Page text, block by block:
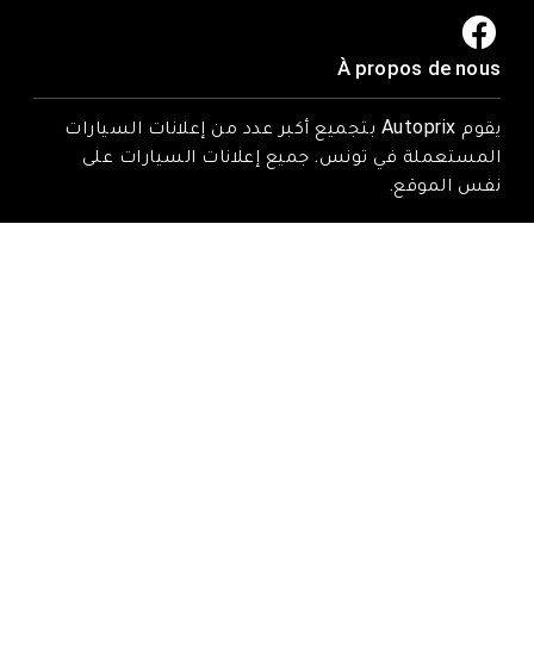
À propos de nous
يقوم Autoprix بتجميع أكبر عدد من إعلانات السيارات
المستعملة في تونس. جميع إعلانات السيارات على
نفس الموقع.